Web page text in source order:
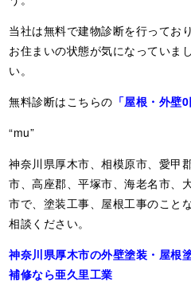
当社は無料で建物診断を行っており
お住まいの状態が気になっていま
い。
無料診断はこちらの 「屋根・外壁
“mu”
神奈川県厚木市、相模原市、愛甲
市、高座郡、平塚市、海老名市、
市で、塗装工事、屋根工事のこと
相談ください。
神奈川県厚木市の外壁塗装・屋根
補修なら亜久里工業